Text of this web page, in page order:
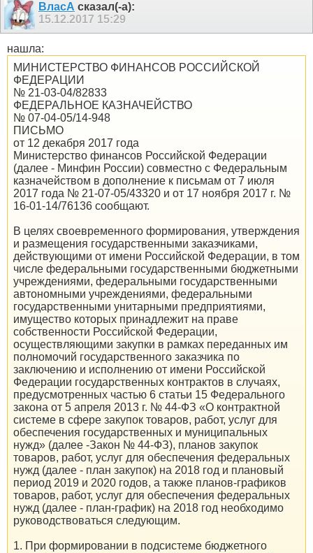
ВласА сказал(-а):
15.12.2017 15:29
нашла:
МИНИСТЕРСТВО ФИНАНСОВ РОССИЙСКОЙ
ФЕДЕРАЦИИ
№ 21-03-04/82833
ФЕДЕРАЛЬНОЕ КАЗНАЧЕЙСТВО
№ 07-04-05/14-948
ПИСЬМО
от 12 декабря 2017 года
Министерство финансов Российской Федерации
(далее - Минфин России) совместно с Федеральным
казначейством в дополнение к письмам от 7 июля
2017 года № 21-07-05/43320 и от 17 ноября 2017 г. №
16-01-14/76136 сообщают.
В целях своевременного формирования, утверждения
и размещения государственными заказчиками,
действующими от имени Российской Федерации, в том
числе федеральными государственными бюджетными
учреждениями, федеральными государственными
автономными учреждениями, федеральными
государственными унитарными предприятиями,
имущество которых принадлежит на праве
собственности Российской Федерации,
осуществляющими закупки в рамках переданных им
полномочий государственного заказчика по
заключению и исполнению от имени Российской
Федерации государственных контрактов в случаях,
предусмотренных частью 6 статьи 15 Федерального
закона от 5 апреля 2013 г. № 44-ФЗ «О контрактной
системе в сфере закупок товаров, работ, услуг для
обеспечения государственных и муниципальных
нужд» (далее -Закон № 44-ФЗ), планов закупок
товаров, работ, услуг для обеспечения федеральных
нужд (далее - план закупок) на 2018 год и плановый
период 2019 и 2020 годов, а также планов-графиков
товаров, работ, услуг для обеспечения федеральных
нужд (далее - план-график) на 2018 год необходимо
руководствоваться следующим.
1. При формировании в подсистеме бюджетного